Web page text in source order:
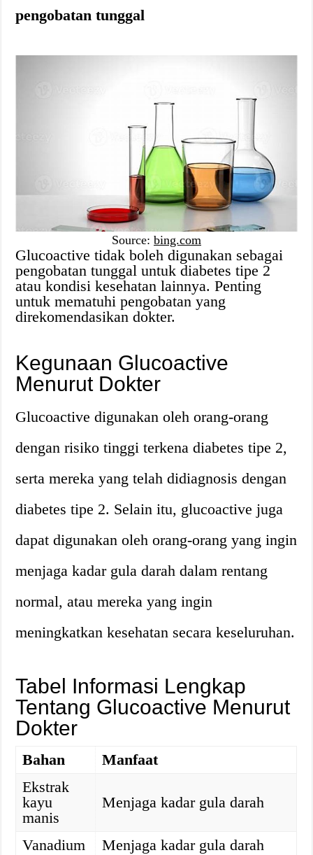
pengobatan tunggal
Source: bing.com
Glucoactive tidak boleh digunakan sebagai
pengobatan tunggal untuk diabetes tipe 2
atau kondisi kesehatan lainnya. Penting
untuk mematuhi pengobatan yang
direkomendasikan dokter.
Kegunaan Glucoactive
Menurut Dokter
Glucoactive digunakan oleh orang-orang
dengan risiko tinggi terkena diabetes tipe 2,
serta mereka yang telah didiagnosis dengan
diabetes tipe 2. Selain itu, glucoactive juga
dapat digunakan oleh orang-orang yang ingin
menjaga kadar gula darah dalam rentang
normal, atau mereka yang ingin
meningkatkan kesehatan secara keseluruhan.
Tabel Informasi Lengkap
Tentang Glucoactive Menurut
Dokter
Bahan
Manfaat
Ekstrak
kayu
manis
Menjaga kadar gula darah
Vanadium
Menjaga kadar gula darah